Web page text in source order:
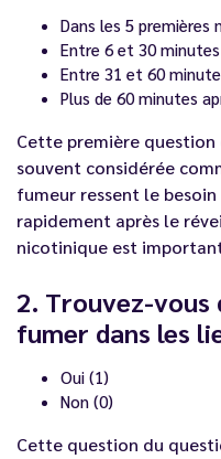
Dans les 5 premières
Entre 6 et 30
Entre 31 et 60
Plus de 60 minutes
Cette première
souvent considérée
fumeur ressent le
rapidement après le
nicotinique est
2. Trouvez-vous
fumer dans les
Oui (1)
Non (0)
Cette question du